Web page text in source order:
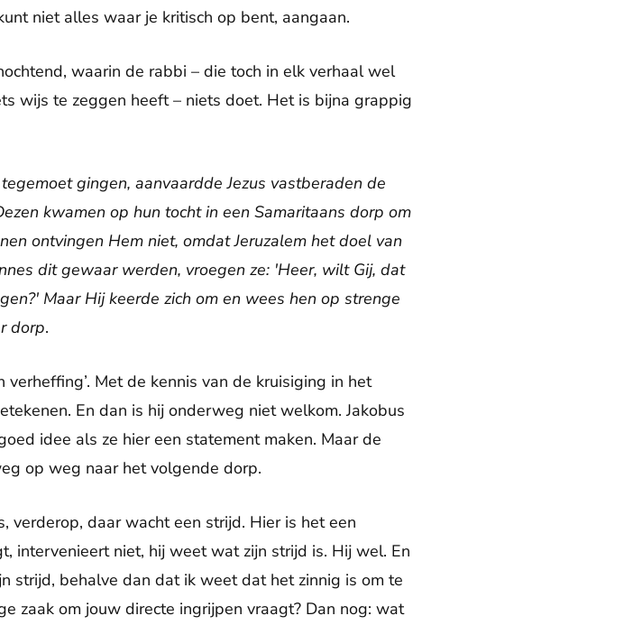
niet alles waar je kritisch op bent, aangaan.
waarin de rabbi – die toch in elk verhaal wel
wijs te zeggen heeft – niets doet. Het is bijna grappig
gingen, aanvaardde Jezus vastberaden de
kwamen op hun tocht in een Samaritaans dorp om
ontvingen Hem niet, omdat Jeruzalem het doel van
dit gewaar werden, vroegen ze: 'Heer, wilt Gij, dat
Maar Hij keerde zich om en wees hen op strenge
dorp.
Met de kennis van de kruisiging in het
En dan is hij onderweg niet welkom. Jakobus
idee als ze hier een statement maken. Maar de
op weg naar het volgende dorp.
verderop, daar wacht een strijd. Hier is het een
intervenieert niet, hij weet wat zijn strijd is. Hij wel. En
strijd, behalve dan dat ik weet dat het zinnig is om te
zaak om jouw directe ingrijpen vraagt? Dan nog: wat